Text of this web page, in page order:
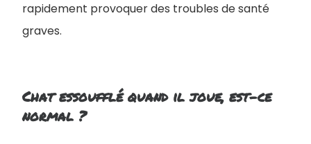
rapidement provoquer des troubles de santé
graves.
Chat essoufflé quand il joue, est-ce
normal ?